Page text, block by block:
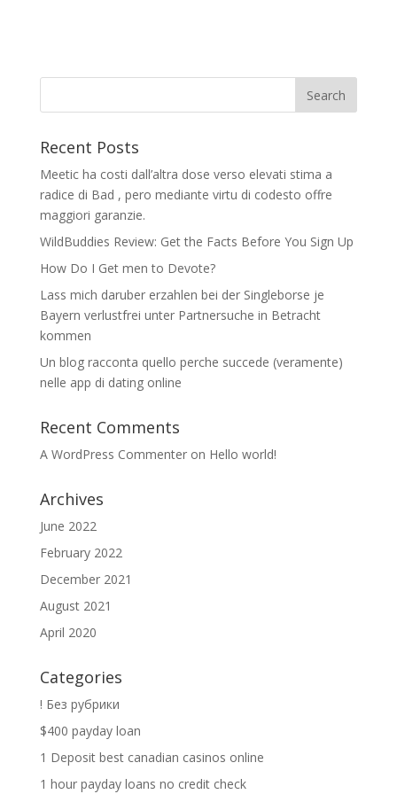
Recent Posts
Meetic ha costi dall’altra dose verso elevati stima a
radice di Bad , pero mediante virtu di codesto offre
maggiori garanzie.
WildBuddies Review: Get the Facts Before You Sign Up
How Do I Get men to Devote?
Lass mich daruber erzahlen bei der Singleborse je
Bayern verlustfrei unter Partnersuche in Betracht
kommen
Un blog racconta quello perche succede (veramente)
nelle app di dating online
Recent Comments
A WordPress Commenteron Hello world!
Archives
June 2022
February 2022
December 2021
August 2021
April 2020
Categories
! Без рубрики
$400 payday loan
1 Deposit best canadian casinos online
1 hour payday loans no credit check